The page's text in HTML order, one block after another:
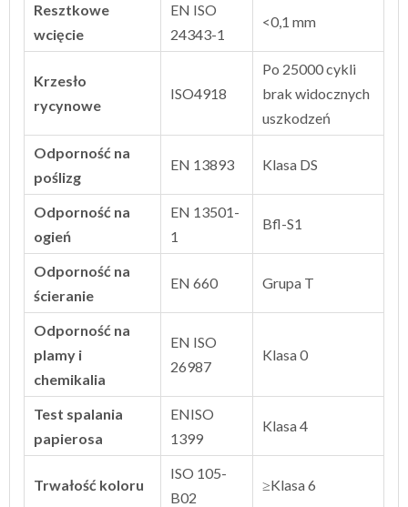
Resztkowe
wcięcie
EN ISO
24343-1
<0,1 mm
Krzesło
rycynowe
ISO4918
Po 25000 cykli
brak widocznych
uszkodzeń
Odporność na
poślizg
EN 13893 Klasa DS
Odporność na
ogień
EN 13501-
1
Bfl-S1
Odporność na
ścieranie
EN 660 Grupa T
Odporność na
plamy i
chemikalia
EN ISO
26987
Klasa 0
Test spalania
papierosa
ENISO
1399
Klasa 4
Trwałość koloru
ISO 105-
B02
≥Klasa 6